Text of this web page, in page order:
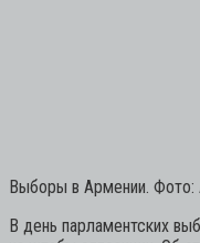
Выборы в Армении. Фото:
В день парламентских